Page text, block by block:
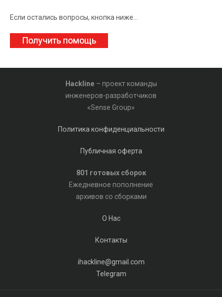
Если остались вопросы, кнопка ниже...
Получить помощь
Hackline – проект команды
инженеров-разработчиков
«Sense Group»
Политика конфиденциальности
Публичная оферта
801 готовых сборок
Ежедневное пополнение
архивов со сборками
О Нас
Контакты
ihackline@gmail.com
Telegram